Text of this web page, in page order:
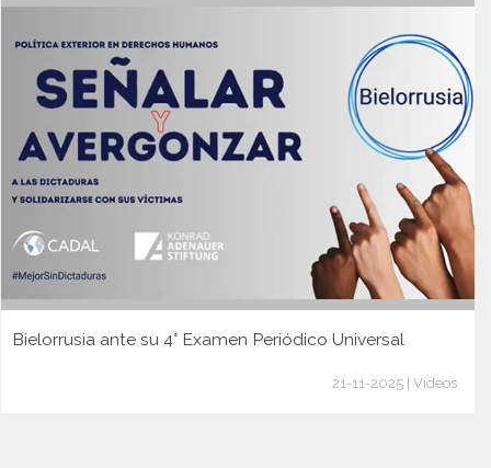
Bielorrusia ante su 4° Examen Periódico Universal
21-11-2025 | Videos